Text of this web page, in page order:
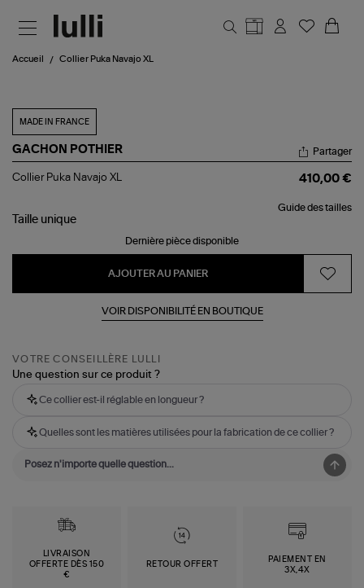
Accueil Collier Puka Navajo XL
MADE IN FRANCE
GACHON POTHIER
Collier
XL
Partager
Collier Puka Navajo XL 410,00 €
Guide des tailles
Taille unique
Dernière pièce disponible
AJOUTER AU PANIER
VOIR DISPONIBILITÉ EN BOUTIQUE
VOTRE CONSEILLÈRE LULLI
Une question sur ce produit ?
Ce collier est-il réglable en longueur ?
Quelles sont les matières utilisées pour la fabrication de ce collier ?
LIVRAISON
OFFERTE DÈS 150
€
RETOUR OFFERT
PAIEMENT EN
3X,4X